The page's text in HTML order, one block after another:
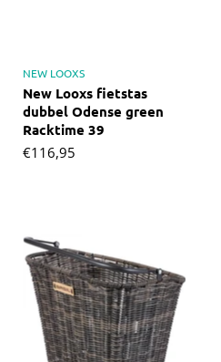
NEW LOOXS
New Looxs fietstas
dubbel Odense green
Racktime 39
€116,95